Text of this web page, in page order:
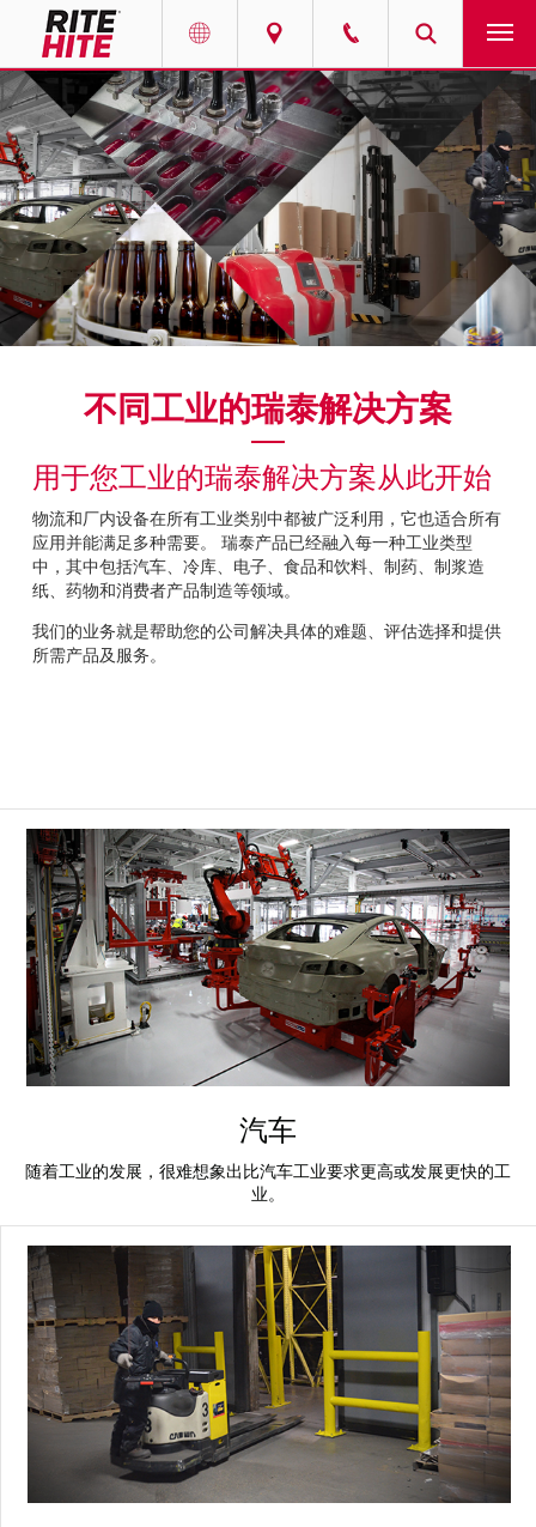
Select your location and language.
AMERICAS
English
Español
Portuguese
EUROPE
English
Français
Italiano
Dutch
中文
MIDDLE EAST/AFRICA
English
产品
服务
解决方案
走进瑞泰
新闻
资源中心
帮助
招贤纳士
不同工业的瑞泰解决方案
用于您工业的瑞泰解决方案从此开始
物流和厂内设备在所有工业类别中都被广泛利用，它也适合所有
应用并能满足多种需要。 瑞泰产品已经融入每一种工业类型
中，其中包括汽车、冷库、电子、食品和饮料、制药、制浆造
纸、药物和消费者产品制造等领域。
我们的业务就是帮助您的公司解决具体的难题、评估选择和提供
所需产品及服务。
汽车
随着工业的发展，很难想象出比汽车工业要求更高或发展更快的工
业。